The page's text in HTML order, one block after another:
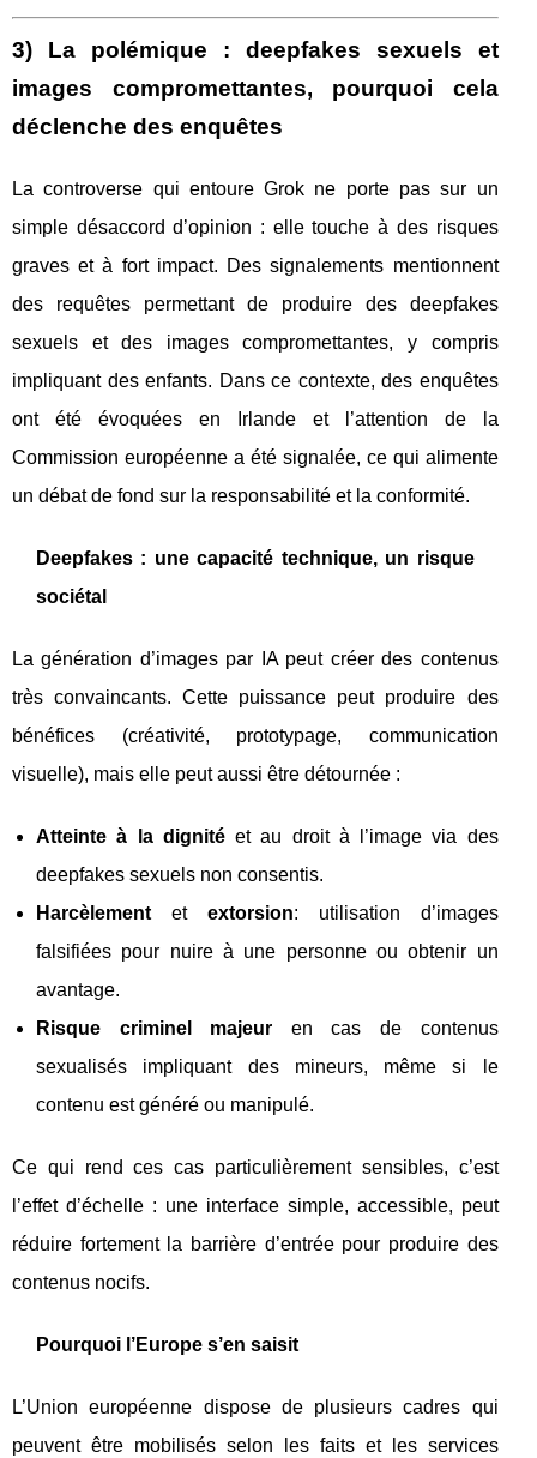
3) La polémique : deepfakes sexuels et
images compromettantes, pourquoi cela
déclenche des enquêtes
La controverse qui entoure Grok ne porte pas sur un
simple désaccord d’opinion : elle touche à des risques
graves et à fort impact. Des signalements mentionnent
des requêtes permettant de produire des deepfakes
sexuels et des images compromettantes, y compris
impliquant des enfants. Dans ce contexte, des enquêtes
ont été évoquées en Irlande et l’attention de la
Commission européenne a été signalée, ce qui alimente
un débat de fond sur la responsabilité et la conformité.
Deepfakes : une capacité technique, un risque
sociétal
La génération d’images par IA peut créer des contenus
très convaincants. Cette puissance peut produire des
bénéfices (créativité, prototypage, communication
visuelle), mais elle peut aussi être détournée :
Atteinte à la dignitéet au droit à l’image via des
deepfakes sexuels non consentis.
Harcèlement et extorsion: utilisation d’images
falsifiées pour nuire à une personne ou obtenir un
avantage.
Risque criminel majeur en cas de contenus
sexualisés impliquant des mineurs, même si le
contenu est généré ou manipulé.
Ce qui rend ces cas particulièrement sensibles, c’est
l’effet d’échelle : une interface simple, accessible, peut
réduire fortement la barrière d’entrée pour produire des
contenus nocifs.
Pourquoi l’Europe s’en saisit
L’Union européenne dispose de plusieurs cadres qui
peuvent être mobilisés selon les faits et les services